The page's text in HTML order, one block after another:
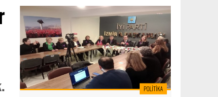
POLITIKA